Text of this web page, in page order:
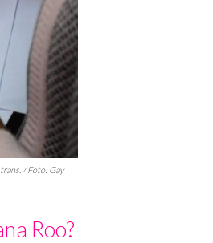
/ Foto: Gay
Roo?